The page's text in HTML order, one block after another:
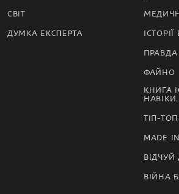
СВІТ
ДУМКА ЕКСПЕРТА
ПРАВДА
ФАЙНО
КНИГА
ТІП-ТОП
MADE
ВІДЧУЙ
ВІЙНА